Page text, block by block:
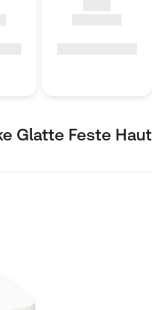
Glatte Feste Haut